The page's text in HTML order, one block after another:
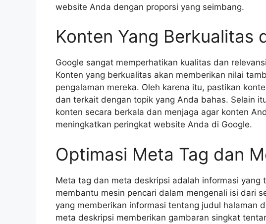
website Anda dengan proporsi yang seimbang.
Konten Yang Berkualitas
Google sangat memperhatikan kualitas dan
Konten yang berkualitas akan memberikan nilai
pengalaman mereka. Oleh karena itu, pastikan
dan terkait dengan topik yang Anda bahas. Selain
konten secara berkala dan menjaga agar konten
meningkatkan peringkat website Anda di Google.
Optimasi Meta Tag dan
Meta tag dan meta deskripsi adalah informasi yang
membantu mesin pencari dalam mengenali isi dari
yang memberikan informasi tentang judul halaman
meta deskripsi memberikan gambaran singkat